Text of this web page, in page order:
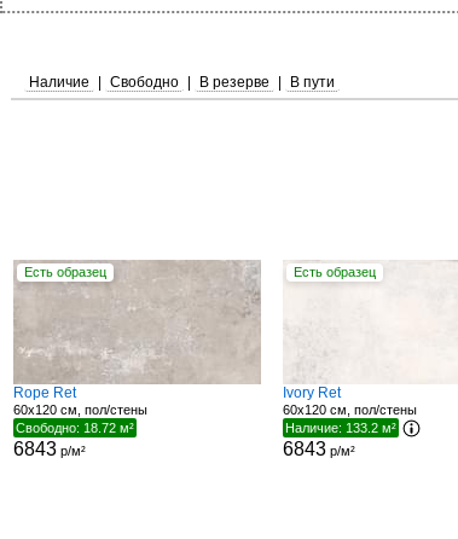
Наличие Свободно В резерве В пути
Есть образец
Rope Ret
60x120 см, пол/стены
Свободно: 18.72 м²
6843р/м²
Есть образец
Ivory Ret
60x120 см, пол/стены
Наличие: 133.2 м²
6843 р/м²